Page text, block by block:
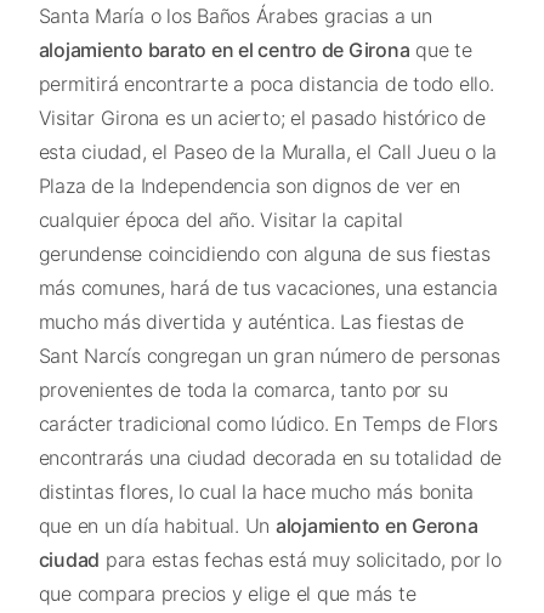
Santa María o los Baños Árabes gracias a un
alojamiento barato en el centro de Girona que te
permitirá encontrarte a poca distancia de todo ello.
Visitar Girona es un acierto; el pasado histórico de
esta ciudad, el Paseo de la Muralla, el Call Jueu o la
Plaza de la Independencia son dignos de ver en
cualquier época del año. Visitar la capital
gerundense coincidiendo con alguna de sus fiestas
más comunes, hará de tus vacaciones, una estancia
mucho más divertida y auténtica. Las fiestas de
Sant Narcís congregan un gran número de personas
provenientes de toda la comarca, tanto por su
carácter tradicional como lúdico. En Temps de Flors
encontrarás una ciudad decorada en su totalidad de
distintas flores, lo cual la hace mucho más bonita
que en un día habitual. Un alojamiento en Gerona
ciudad para estas fechas está muy solicitado, por lo
que compara precios y elige el que más te